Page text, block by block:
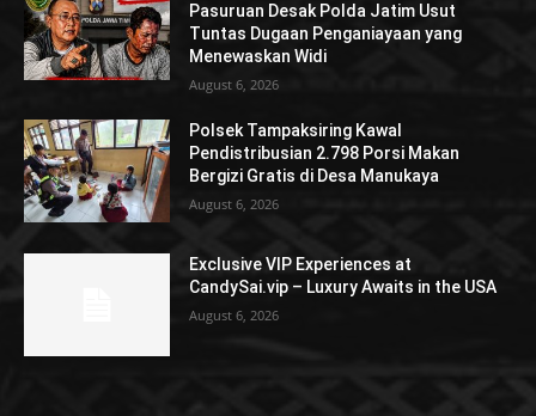
Pasuruan Desak Polda Jatim Usut
Tuntas Dugaan Penganiayaan yang
Menewaskan Widi
August 6, 2026
Polsek Tampaksiring Kawal
Pendistribusian 2.798 Porsi Makan
Bergizi Gratis di Desa Manukaya
August 6, 2026
Exclusive VIP Experiences at
CandySai.vip – Luxury Awaits in the USA
August 6, 2026